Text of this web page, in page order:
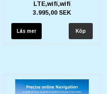
LTE,wifi,wifi
3.995,00 SEK
Läs mer